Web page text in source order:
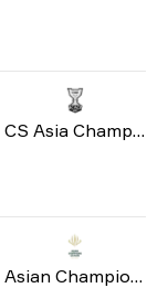
CS Asia Championships 2026
Asian Champions League 2026